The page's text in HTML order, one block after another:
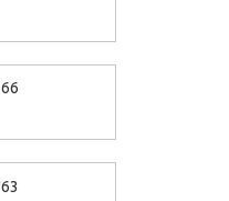
66
63